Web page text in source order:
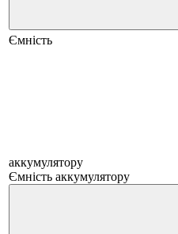
Ємність
аккумулятору
Ємність аккумулятору